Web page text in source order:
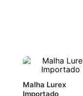
Malha Lurex
Importado